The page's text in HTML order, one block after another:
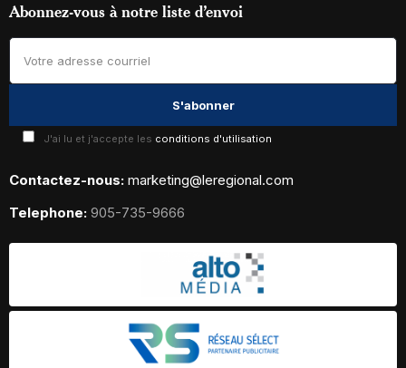
Abonnez-vous à notre liste d’envoi
J'ai lu et j'accepte les conditions d'utilisation
Contactez-nous: marketing@leregional.com
Telephone: 905-735-9666